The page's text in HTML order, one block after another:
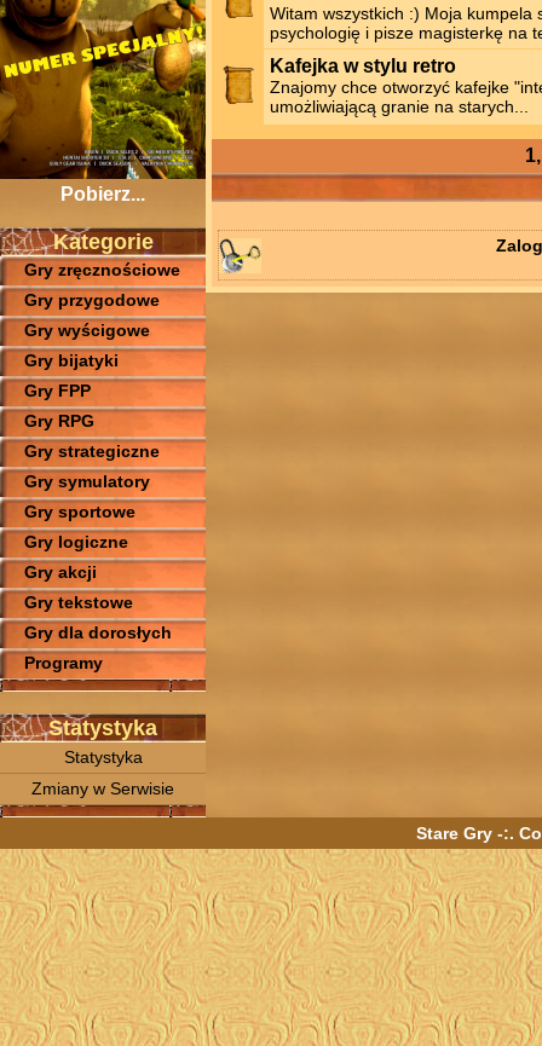
Pobierz...
Kategorie
Gry zręcznościowe
Gry przygodowe
Gry wyścigowe
Gry bijatyki
Gry FPP
Gry RPG
Gry strategiczne
Gry symulatory
Gry sportowe
Gry logiczne
Gry akcji
Gry tekstowe
Gry dla dorosłych
Programy
Statystyka
Statystyka
Zmiany w Serwisie
Witam wszystkich :) Moja kumpela
psychologię i pisze magisterkę na
Kafejka w stylu retro
Znajomy chce otworzyć kafejke
umożliwiającą granie na starych...
Stare Gry -:.